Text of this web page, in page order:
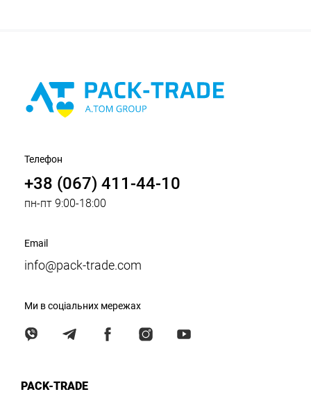
Телефон
+38 (067) 411-44-10
пн-пт 9:00-18:00
Email
info@pack-trade.com
Ми в соціальних мережах
PACK-TRADE